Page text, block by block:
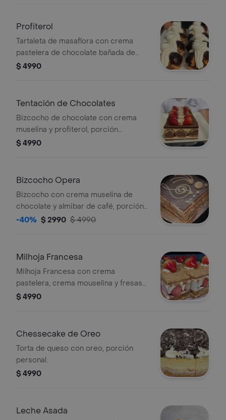
Profiterol
Tartaleta de masaflora con crema
pastelera de chocolate bañada de
ganache de chocolat, porción
$ 4990
Tentación de Chocolates
Bizcocho de chocolate con crema
muselina y profiterol, porción
personal.
$ 4990
Bizcocho Opera
Bizcocho con crema muselina de
chocolate y almibar de café, porción
personal.
-40% $ 2990 $ 4990
Milhoja Francesa
Milhoja Francesa con crema
pastelera, crema mouselina y fresas
frescas.
$ 4990
Chessecake de Oreo
Torta de queso con oreo, porción
personal.
$ 4990
Leche Asada